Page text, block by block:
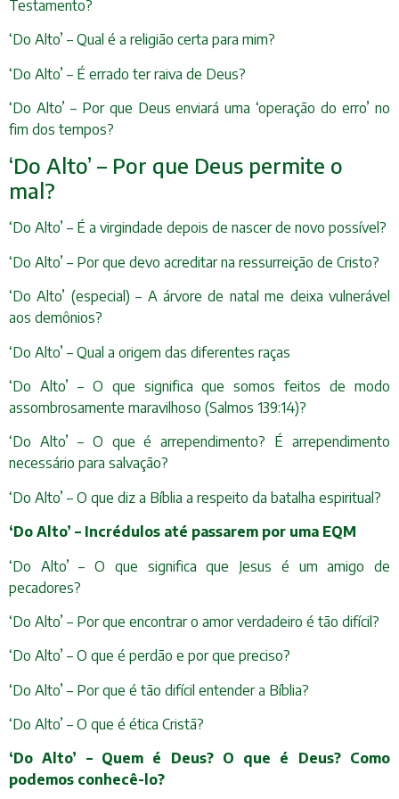
Testamento?
‘Do Alto’ – Qual é a religião certa para mim?
‘Do Alto’ – É errado ter raiva de Deus?
‘Do Alto’ – Por que Deus enviará uma ‘operação do erro’ no
fim dos tempos?
‘Do Alto’ – Por que Deus permite o
mal?
‘Do Alto’ – É a virgindade depois de nascer de novo possível?
‘Do Alto’ – Por que devo acreditar na ressurreição de Cristo?
‘Do Alto’ (especial) – A árvore de natal me deixa vulnerável
aos demônios?
‘Do Alto’ – Qual a origem das diferentes raças
‘Do Alto’ – O que significa que somos feitos de modo
assombrosamente maravilhoso (Salmos 139:14)?
‘Do Alto’ – O que é arrependimento? É arrependimento
necessário para salvação?
‘Do Alto’ – O que diz a Bíblia a respeito da batalha espiritual?
‘Do Alto’ – Incrédulos até passarem por uma EQM
‘Do Alto’ – O que significa que Jesus é um amigo de
pecadores?
‘Do Alto’ – Por que encontrar o amor verdadeiro é tão difícil?
‘Do Alto’ – O que é perdão e por que preciso?
‘Do Alto’ – Por que é tão difícil entender a Bíblia?
‘Do Alto’ – O que é ética Cristã?
‘Do Alto’ – Quem é Deus? O que é Deus? Como
podemos conhecê-lo?